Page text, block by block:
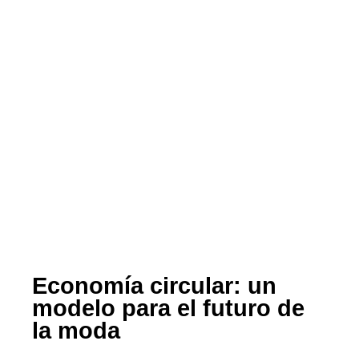
Economía circular: un
modelo para el futuro de
la moda